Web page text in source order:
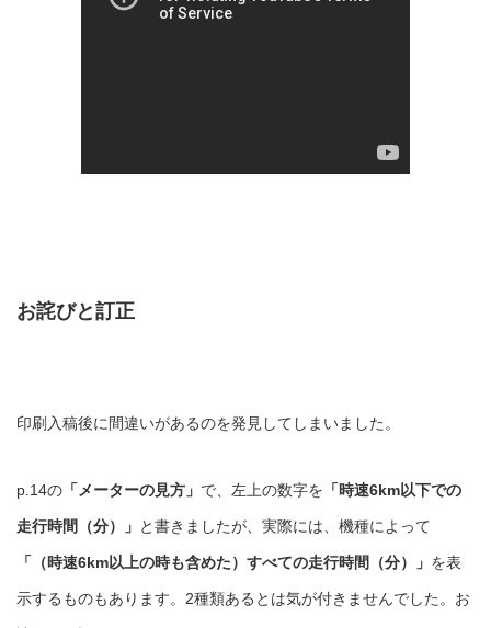
お詫びと訂正
印刷入稿後に間違いがあるのを発見してしまいました。
p.14の 「メーターの見方」 で、左上の数字を 「時速6km以下での
走行時間（分）」 と書きましたが、実際には、機種によって
「（時速6km以上の時も含めた）すべての走行時間（分）」 を表
示するものもあります。2種類あるとは気が付きませんでした。お